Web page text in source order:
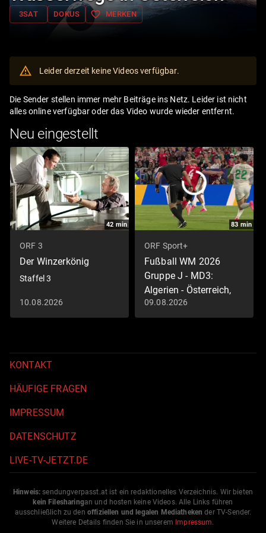
3SAT DOKUS favorite_border MERKEN
Leider derzeit keine Videos verfügbar.
Die Sender stellen immer mehr Beiträge ins Netz. Leider ist nicht
alles online verfügbar oder das Video wurde wieder entfernt.
Neu eingestellt
42 min
ORF 3
Der Winzerkönig
Staffel 3
10.08.2026
83 min
ORF Sport+
Fußball WM 2026
Gruppe J - MD3:
Algerien - Österreich,
Highlights
09.08.2026
KONTAKT
HÄUFIGE FRAGEN
IMPRESSUM
DATENSCHUTZ
LIVE-TV-JETZT.DE
Hinweis: sendungverpasst.at ist ein redaktionelles Verzeichnis. Wir bieten
kein Filesharingan und hosten keine Videos. Alle Links führen
ausschließlich zu den offiziellen und legalen Mediatheken der TV-Sender.
Weitere Details finden Sie in unserem Impressum.